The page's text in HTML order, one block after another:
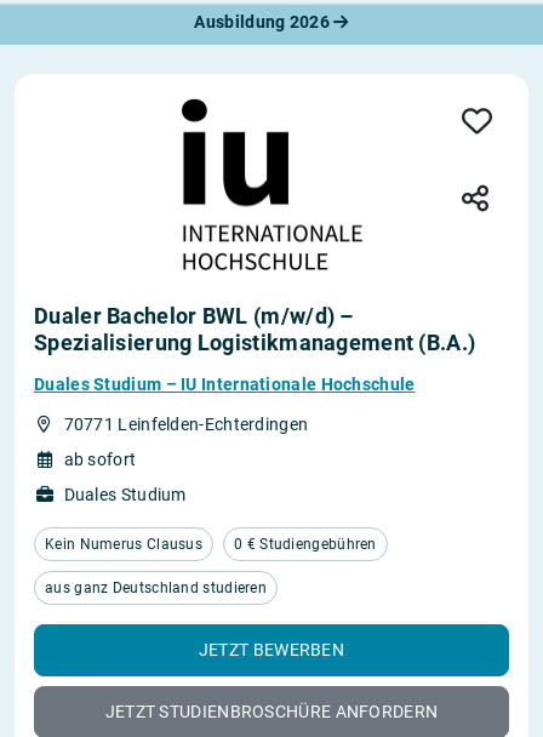
Ausbildung 2026
Dualer Bachelor BWL (m/w/d) –
Spezialisierung Logistikmanagement (B.A.)
Duales Studium – IU Internationale Hochschule
70771 Leinfelden-Echterdingen
ab sofort
Duales Studium
Kein Numerus Clausus 0 € Studiengebühren
aus ganz Deutschland studieren
JETZT BEWERBEN
JETZT STUDIENBROSCHÜRE ANFORDERN